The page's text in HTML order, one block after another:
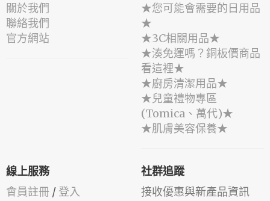
關於我們
聯絡我們
官方網站
★您可能會需要的日用品
★
★3C相關用品★
★湊免運嗎？銅板價商品
看這裡★
★廚房清潔用品★
★兒童禮物專區
(Tomica、萬代)★
★肌膚美容保養★
線上服務
會員註冊 / 登入
社群追蹤
接收優惠與新產品資訊